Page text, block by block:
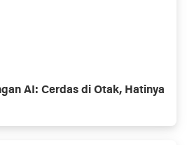
AI: Cerdas di Otak, Hatinya